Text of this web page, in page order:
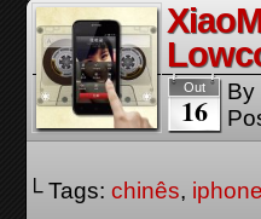
Out
16
By
└ Tags: chinês,